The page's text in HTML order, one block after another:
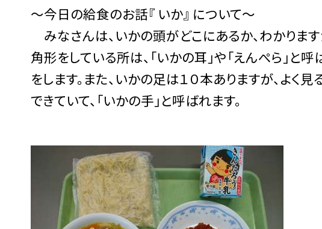
〜今日の給食のお話『 いか』 について〜
みなさんは、いかの頭がどこにあるか、わかりま
角形をしている所は、「いかの耳」や「えんぺら」と
をします。また、いかの足は１０本ありますが、よく
できていて、「いかの手」と呼ばれます。